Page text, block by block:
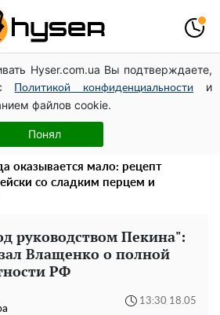
Hyser.com.ua Вы подтверждаете,
Политикой конфиденциальности
и
файлов cookie.
Понял
Тринчер блеснула
размеров вы еще не видели
так молодо: 5 простых и
Пугачевой, о которых вы точно
оказывается мало: рецепт
со сладким перцем и
руководством Пекина":
Влащенко о полной
РФ
13:30 18.05